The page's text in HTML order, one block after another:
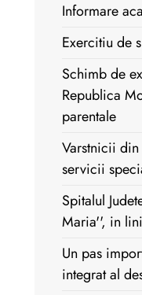
Informare
Exercitiu de
Schimb de
Republica
parentale
Varstnicii
servicii
Spitalul
Maria'', in
Un pas
integrat al